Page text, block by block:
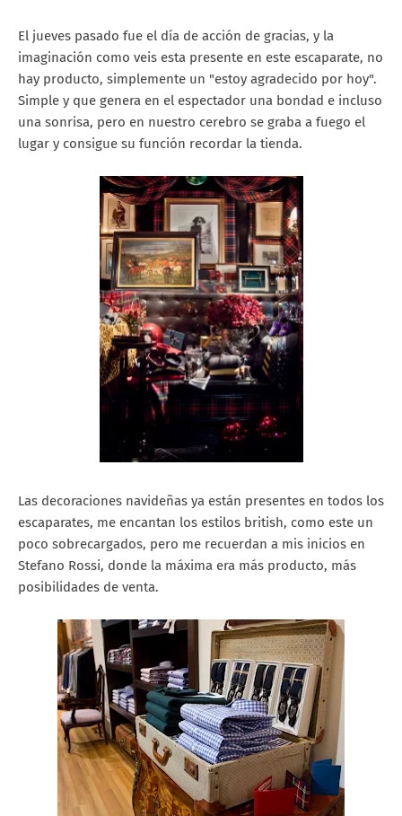
El jueves pasado fue el día de acción de gracias, y la
imaginación como veis esta presente en este escaparate, no
hay producto, simplemente un "estoy agradecido por hoy".
Simple y que genera en el espectador una bondad e incluso
una sonrisa, pero en nuestro cerebro se graba a fuego el
lugar y consigue su función recordar la tienda.
Las decoraciones navideñas ya están presentes en todos los
escaparates, me encantan los estilos british, como este un
poco sobrecargados, pero me recuerdan a mis inicios en
Stefano Rossi, donde la máxima era más producto, más
posibilidades de venta.